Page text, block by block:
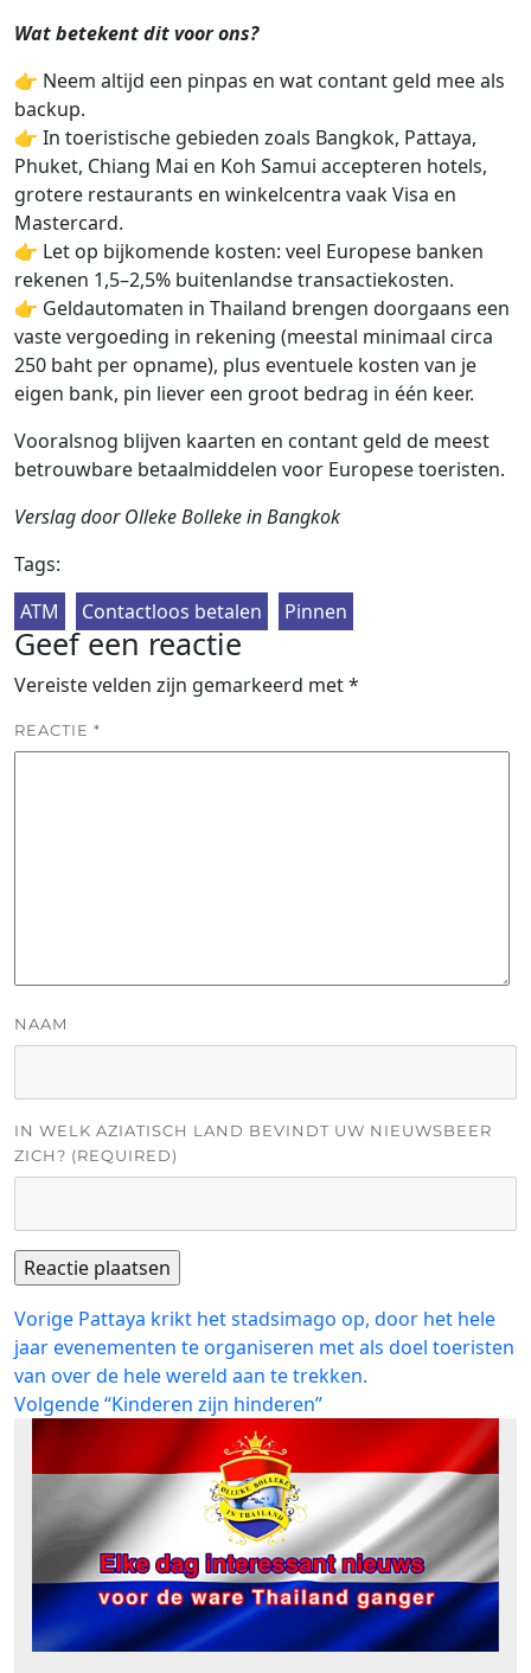
Wat betekent dit voor ons?
👉 Neem altijd een pinpas en wat contant geld mee als
backup.
👉 In toeristische gebieden zoals Bangkok, Pattaya,
Phuket, Chiang Mai en Koh Samui accepteren hotels,
grotere restaurants en winkelcentra vaak Visa en
Mastercard.
👉 Let op bijkomende kosten: veel Europese banken
rekenen 1,5–2,5% buitenlandse transactiekosten.
👉 Geldautomaten in Thailand brengen doorgaans een
vaste vergoeding in rekening (meestal minimaal circa
250 baht per opname), plus eventuele kosten van je
eigen bank, pin liever een groot bedrag in één keer.
Vooralsnog blijven kaarten en contant geld de meest
betrouwbare betaalmiddelen voor Europese toeristen.
Verslag door Olleke Bolleke in Bangkok
Tags:
ATM
Contactloos betalen Pinnen
Geef een reactie
Vereiste velden zijn gemarkeerd met*
REACTIE *
NAAM
IN WELK AZIATISCH LAND BEVINDT UW NIEUWSBEER
ZICH? (REQUIRED)
Bericht
navigatie
Vorige Vorig
bericht:
Pattaya krikt het stadsimago op, door het hele
jaar evenementen te organiseren met als doel toeristen
van over de hele wereld aan te trekken.
VolgendeVolgend
“Kinderen zijn hinderen”